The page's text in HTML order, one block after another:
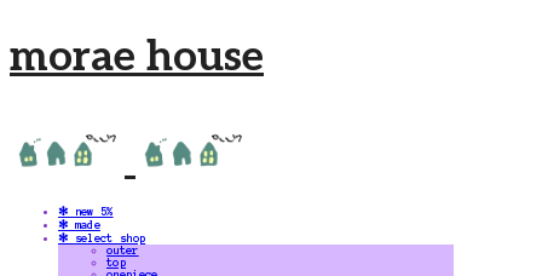
morae house
✻ new 5%
✻ made
✻ select shop
outer
top